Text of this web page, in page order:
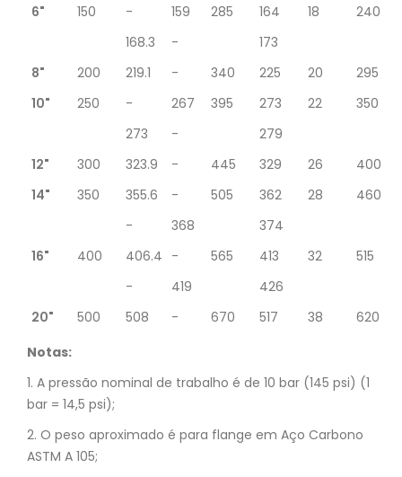
6"
150 - 159 285 164 18
240
168.3
-
173
8"
200 219.1 - 340 225 20
295
10"
250 - 267 395 273 22
350
273
-
279
12"
300 323.9 - 445 329 26
400
14"
350 355.6 - 505 362 28
460
-
368
374
16"
400 406.4 - 565 413 32
515
-
419
426
20"
500 508 - 670 517 38
620
Notas:
1. A pressão nominal de trabalho é de 10 bar (145 psi) (1
bar = 14,5 psi);
2. O peso aproximado é para flange em Aço Carbono
ASTM A 105;